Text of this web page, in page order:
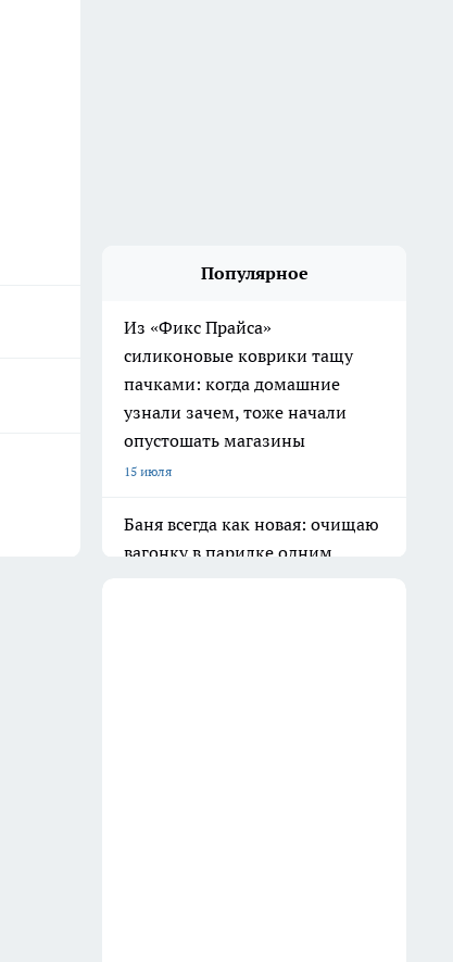
Популярное
Из «Фикс Прайса»
силиконовые коврики тащу
пачками: когда домашние
узнали зачем, тоже начали
опустошать магазины
15 июля
Баня всегда как новая: очищаю
вагонку в парилке одним